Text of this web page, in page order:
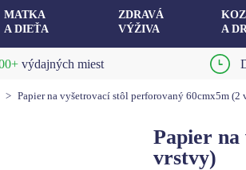
MATKA
A DIEŤA
ZDRAVÁ
VÝŽIVA
A
výdajných miest
> Papier na vyšetrovací stôl perforovaný 60cmx5m (2
Papier na
vrstvy)